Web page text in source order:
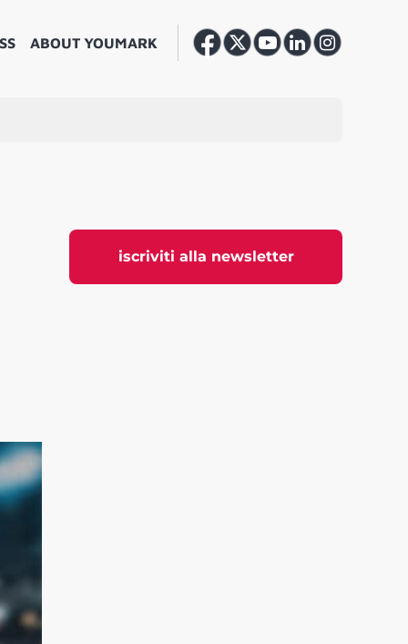
ABOUT YOUMARK
iscriviti alla newsletter